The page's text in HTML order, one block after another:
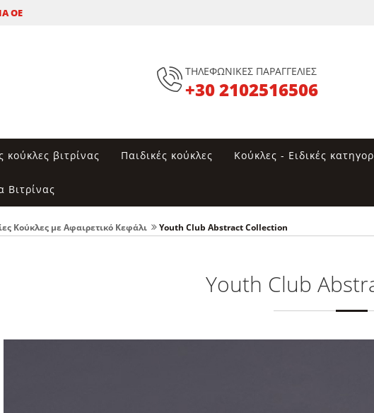
ΟΕ
ΤΗΛΕΦΩΝΙΚΕΣ ΠΑΡΑΓΓΕΛΙΕΣ
+30 2102516506
κούκλες βιτρίνας Παιδικές κούκλες Κούκλες - Ειδικές
Βιτρίνας
Κούκλες με Αφαιρετικό Κεφάλι Youth Club Abstract Collection
Youth Club